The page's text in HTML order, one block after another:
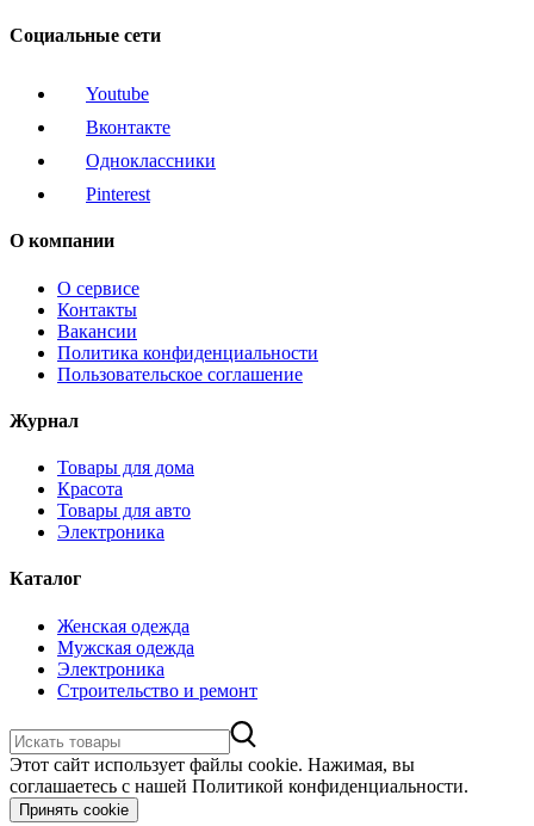
Социальные сети
Youtube
Вконтакте
Одноклассники
Pinterest
О компании
О сервисе
Контакты
Вакансии
Политика конфиденциальности
Пользовательское соглашение
Журнал
Товары для дома
Красота
Товары для авто
Электроника
Каталог
Женская одежда
Мужская одежда
Электроника
Строительство и ремонт
Этот сайт использует файлы cookie. Нажимая, вы
соглашаетесь с нашей Политикой конфиденциальности.
Принять cookie